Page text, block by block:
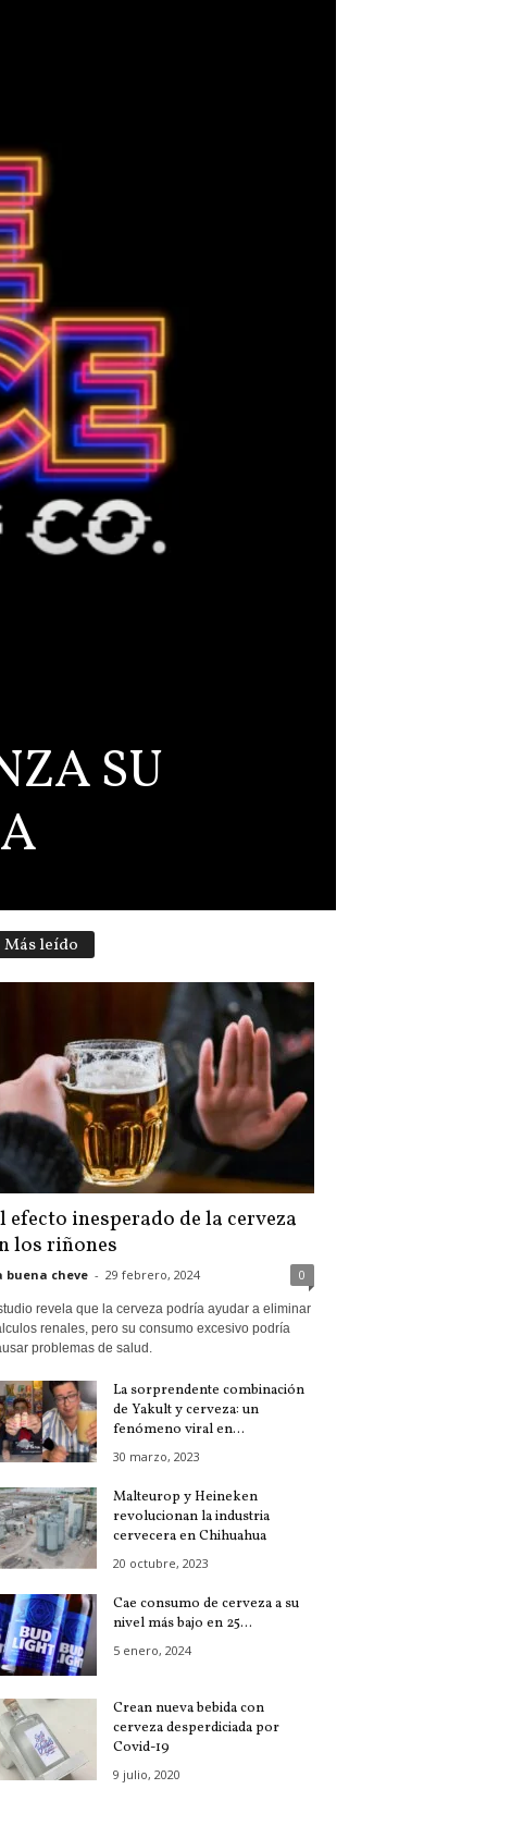
SU
Más leído
efecto inesperado de la cerveza
los riñones
buena cheve - 29 febrero, 2024 0
revela que la cerveza podría ayudar a eliminar
renales, pero su consumo excesivo podría
problemas de salud.
La sorprendente combinación
de Yakult y cerveza: un
fenómeno viral en...
30 marzo, 2023
Malteurop y Heineken
revolucionan la industria
cervecera en Chihuahua
20 octubre, 2023
Cae consumo de cerveza a su
nivel más bajo en 25...
5 enero, 2024
Crean nueva bebida con
cerveza desperdiciada por
Covid-19
9 julio, 2020